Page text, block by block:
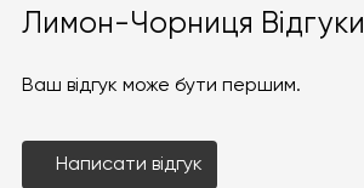
Лимон-Чорниця Відгуки
Ваш відгук може бути першим.
Написати відгук